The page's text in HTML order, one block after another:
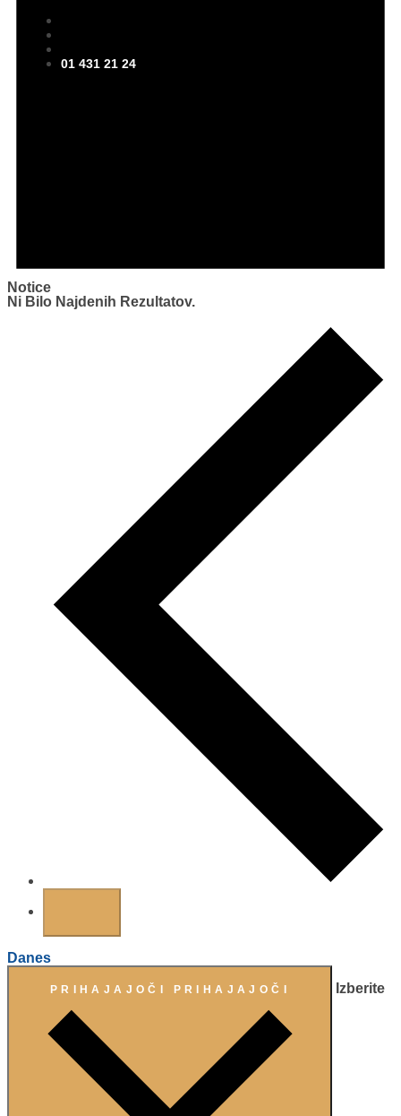
01 431 21 24
Notice
Ni Bilo Najdenih Rezultatov.
Danes
PRIHAJAJOČI PRIHAJAJOČI Izberite